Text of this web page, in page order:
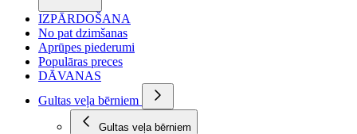
IZPĀRDOŠANA
No pat dzimšanas
Aprūpes piederumi
Populāras preces
DĀVANAS
Gultas veļa bērniem
Gultas veļa bērniem